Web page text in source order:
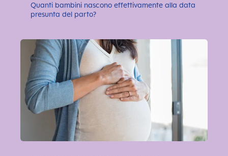
Quanti bambini nascono effettivamente alla data
presunta del parto?